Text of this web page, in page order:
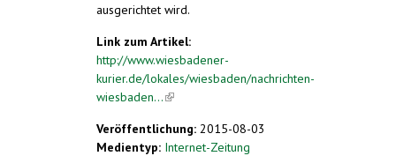
ausgerichtet wird.
Link zum Artikel:
http://www.wiesbadener-
kurier.de/lokales/wiesbaden/nachrichten-
wiesbaden...(link is external)
Veröffentlichung: 2015-08-03
Medientyp: Internet-Zeitung